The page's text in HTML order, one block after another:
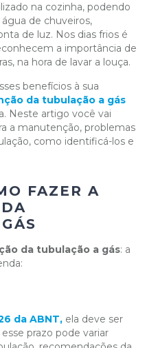
na cozinha, podendo
de chuveiros,
de luz. Nos dias frios é
a importância de
na hora de lavar a louça.
benefícios à sua
da tubulação a gás
Neste artigo você vai
a manutenção, problemas
como identificá-los e
FAZER A
da tubulação a gás: a
da ABNT, ela deve ser
prazo pode variar